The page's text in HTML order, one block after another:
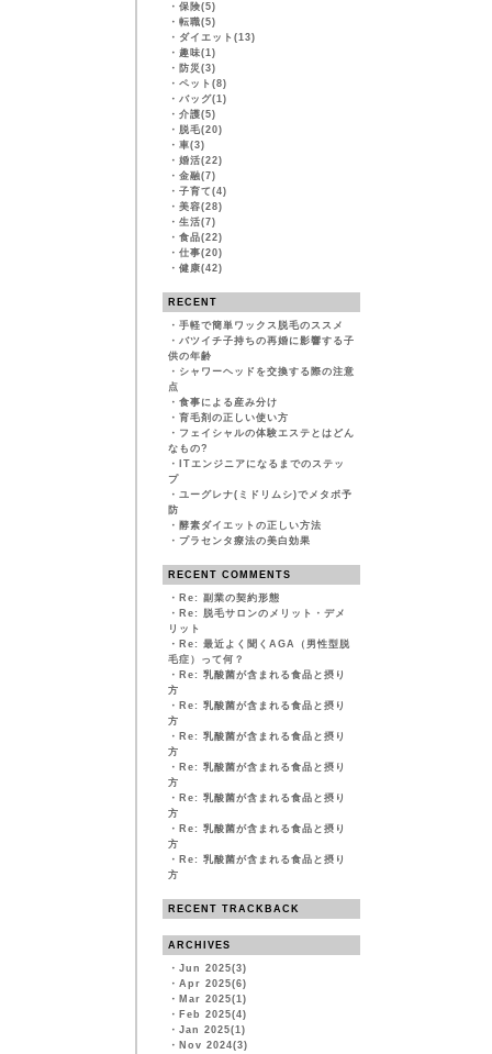
・ 保険(5)
・ 転職(5)
・ ダイエット(13)
・ 趣味(1)
・ 防災(3)
・ ペット(8)
・ バッグ(1)
・ 介護(5)
・ 脱毛(20)
・ 車(3)
・ 婚活(22)
・ 金融(7)
・ 子育て(4)
・ 美容(28)
・ 生活(7)
・ 食品(22)
・ 仕事(20)
・ 健康(42)
RECENT
・ 手軽で簡単ワックス脱毛のススメ
・ バツイチ子持ちの再婚に影響する子
供の年齢
・ シャワーヘッドを交換する際の注意
点
・ 食事による産み分け
・ 育毛剤の正しい使い方
・ フェイシャルの体験エステとはどん
なもの?
・
ITエンジニアになるまでのステッ
プ
・ ユーグレナ(ミドリムシ)でメタボ予
防
・ 酵素ダイエットの正しい方法
・ プラセンタ療法の美白効果
RECENT COMMENTS
・ Re: 副業の契約形態
・ Re: 脱毛サロンのメリット・デメ
リット
・ Re: 最近よく聞くAGA（男性型脱
毛症）って何？
・ Re: 乳酸菌が含まれる食品と摂り
方
・ Re: 乳酸菌が含まれる食品と摂り
方
・ Re: 乳酸菌が含まれる食品と摂り
方
・ Re: 乳酸菌が含まれる食品と摂り
方
・ Re: 乳酸菌が含まれる食品と摂り
方
・ Re: 乳酸菌が含まれる食品と摂り
方
・ Re: 乳酸菌が含まれる食品と摂り
方
RECENT TRACKBACK
ARCHIVES
・ Jun 2025(3)
・ Apr 2025(6)
・ Mar 2025(1)
・ Feb 2025(4)
・ Jan 2025(1)
・ Nov 2024(3)